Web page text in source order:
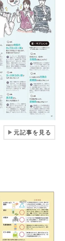
▶元記事を見る